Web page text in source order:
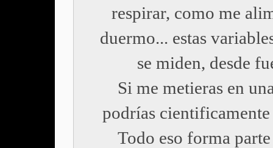
respirar, como me
duermo... estas
se miden, desde
Si me metieras en
podrías cientificamente
Todo eso forma